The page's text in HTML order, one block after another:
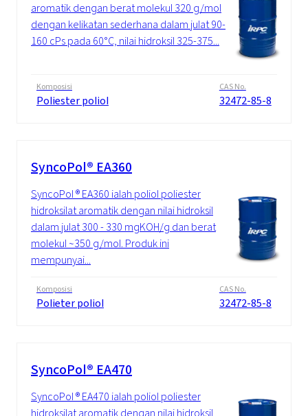
aromatik dengan berat molekul 320 g/mol
dengan kelikatan sederhana dalam julat 90-
160 cPs pada 60°C, nilai hidroksil 325-375...
Komposisi
Poliester poliol
CAS No.
32472-85-8
SyncoPol® EA360
SyncoPol ® EA360 ialah poliol poliester
hidroksilat aromatik dengan nilai hidroksil
dalam julat 300 - 330 mgKOH/g dan berat
molekul ~350 g/mol. Produk ini
mempunyai...
Komposisi
Polieter poliol
CAS No.
32472-85-8
SyncoPol® EA470
SyncoPol ® EA470 ialah poliol poliester
hidroksilat aromatik dengan nilai hidroksil